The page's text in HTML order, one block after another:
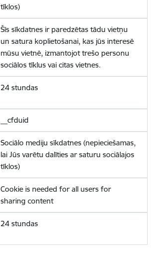
tīklos)
Šīs sīkdatnes ir paredzētas tādu vietņu
un satura koplietošanai, kas jūs interesē
mūsu vietnē, izmantojot trešo personu
sociālos tīklus vai citas vietnes.
24 stundas
__cfduid
Sociālo mediju sīkdatnes (nepieciešamas,
lai Jūs varētu dalīties ar saturu sociālajos
tīklos)
Cookie is needed for all users for
sharing content
24 stundas